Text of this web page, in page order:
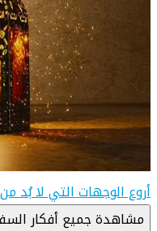
أروع الوجهات التي لا بُد
مشاهدة جميع أفكار